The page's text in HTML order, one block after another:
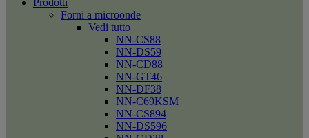
Prodotti
Forni a microonde
Vedi tutto
NN-CS88
NN-DS59
NN-CD88
NN-GT46
NN-DF38
NN-C69KSM
NN-CS894
NN-DS596